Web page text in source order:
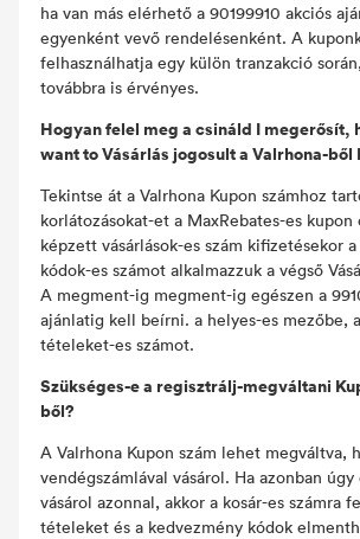
ha van más elérhető a 90199910 akciós
egyenként vevő rendelésenként. A
felhasználhatja egy külön tranzakció
továbbra is érvényes.
Hogyan felel meg a csináld I megerősít,
want to Vásárlás jogosult a Valrhona-ből
Tekintse át a Valrhona Kupon számhoz
korlátozásokat-et a MaxRebates-es kupon
képzett vásárlások-es szám kifizetésekor
kódok-es számot alkalmazzuk a végső
A megment-ig megment-ig egészen a
ajánlatig kell beírni. a helyes-es mezőbe,
tételeket-es számot.
Szükséges-e a regisztrálj-megváltani
ből?
A Valrhona Kupon szám lehet megváltva,
vendégszámlával vásárol. Ha azonban
vásárol azonnal, akkor a kosár-es számra
tételeket és a kedvezmény kódok